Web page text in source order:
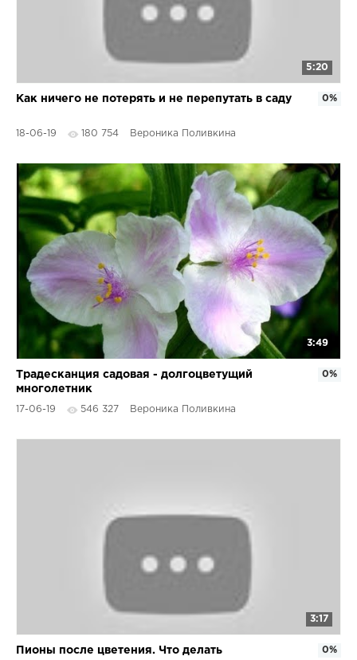
5:20
Как ничего не потерять и не перепутать в саду
18-06-19 180 754 Вероника Поливкина
0%
3:49
Традесканция садовая - долгоцветущий
многолетник
17-06-19 546 327 Вероника Поливкина
0%
3:17
Пионы после цветения. Что делать 0%